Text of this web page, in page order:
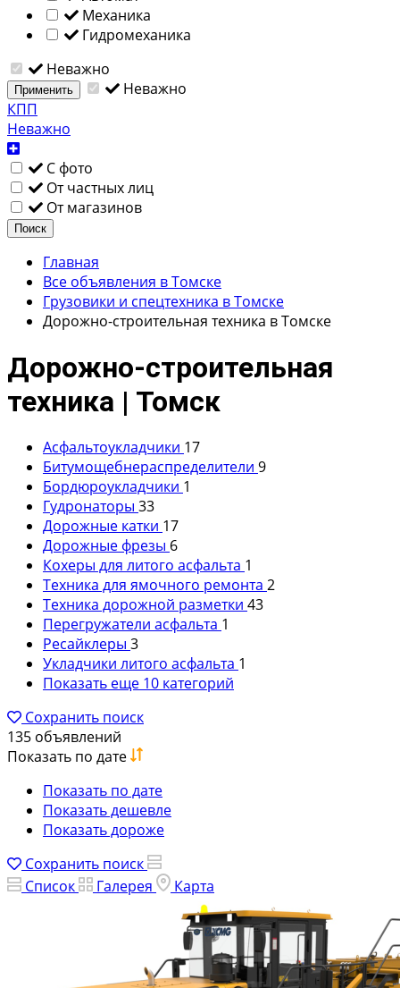
Механика
Гидромеханика
Неважно
Применить
Неважно
КПП
Неважно
С фото
От частных лиц
От магазинов
Поиск
Главная
Все объявления в Томске
Грузовики и спецтехника в Томске
Дорожно-строительная техника в Томске
Дорожно-строительная
техника | Томск
Асфальтоукладчики 17
Битумощебнераспределители 9
Бордюроукладчики 1
Гудронаторы 33
Дорожные катки 17
Дорожные фрезы 6
Кохеры для литого асфальта 1
Техника для ямочного ремонта 2
Техника дорожной разметки 43
Перегружатели асфальта 1
Ресайклеры 3
Укладчики литого асфальта 1
Показать еще 10 категорий
Сохранить поиск
135 объявлений
Показать по дате
Показать по дате
Показать дешевле
Показать дороже
Сохранить поиск
Список
Галерея Карта